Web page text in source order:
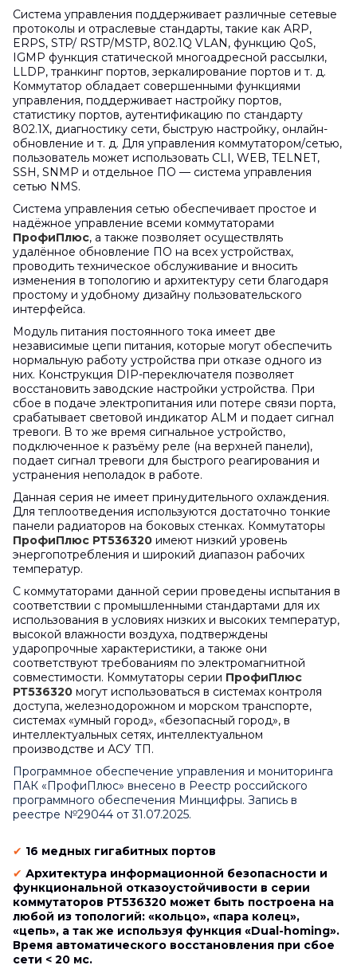
Система управления поддерживает различные сетевые
протоколы и отраслевые стандарты, такие как ARP,
ERPS, STP/ RSTP/MSTP, 802.1Q VLAN, функцию QoS,
IGMP функция статической многоадресной рассылки,
LLDP, транкинг портов, зеркалирование портов и т. д.
Коммутатор обладает совершенными функциями
управления, поддерживает настройку портов,
статистику портов, аутентификацию по стандарту
802.1X, диагностику сети, быструю настройку, онлайн-
обновление и т. д. Для управления коммутатором/сетью,
пользователь может использовать CLI, WEB, TELNET,
SSH, SNMP и отдельное ПО — система управления
сетью NMS.
Система управления сетью обеспечивает простое и
надёжное управление всеми коммутаторами
ПрофиПлюс, а также позволяет осуществлять
удалённое обновление ПО на всех устройствах,
проводить техническое обслуживание и вносить
изменения в топологию и архитектуру сети благодаря
простому и удобному дизайну пользовательского
интерфейса.
Модуль питания постоянного тока имеет две
независимые цепи питания, которые могут обеспечить
нормальную работу устройства при отказе одного из
них. Конструкция DIP-переключателя позволяет
восстановить заводские настройки устройства. При
сбое в подаче электропитания или потере связи порта,
срабатывает световой индикатор ALM и подает сигнал
тревоги. В то же время сигнальное устройство,
подключенное к разъёму реле (на верхней панели),
подает сигнал тревоги для быстрого реагирования и
устранения неполадок в работе.
Данная серия не имеет принудительного охлаждения.
Для теплоотведения используются достаточно тонкие
панели радиаторов на боковых стенках. Коммутаторы
ПрофиПлюс РТ536320 имеют низкий уровень
энергопотребления и широкий диапазон рабочих
температур.
С коммутаторами данной серии проведены испытания в
соответствии с промышленными стандартами для их
использования в условиях низких и высоких температур,
высокой влажности воздуха, подтверждены
ударопрочные характеристики, а также они
соответствуют требованиям по электромагнитной
совместимости. Коммутаторы серии ПрофиПлюс
РТ536320 могут использоваться в системах контроля
доступа, железнодорожном и морском транспорте,
системах «умный город», «безопасный город», в
интеллектуальных сетях, интеллектуальном
производстве и АСУ ТП.
Программное обеспечение управления и мониторинга
ПАК «ПрофиПлюс» внесено в Реестр российского
программного обеспечения Минцифры. Запись в
реестре №29044 от 31.07.2025.
✔ 16 медных гигабитных портов
✔ Архитектура информационной безопасности и
функциональной отказоустойчивости в серии
коммутаторов РТ536320 может быть построена на
любой из топологий: «кольцо», «пара колец»,
«цепь», а так же используя функция «Dual-homing».
Время автоматического восстановления при сбое
сети < 20 мс.